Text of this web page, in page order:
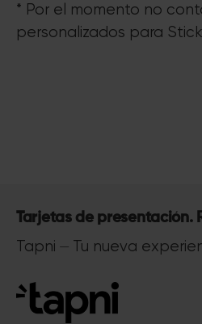
* Por el momento no
personalizados para
Tarjetas de presentación.
Tapni ⏤ Tu nueva